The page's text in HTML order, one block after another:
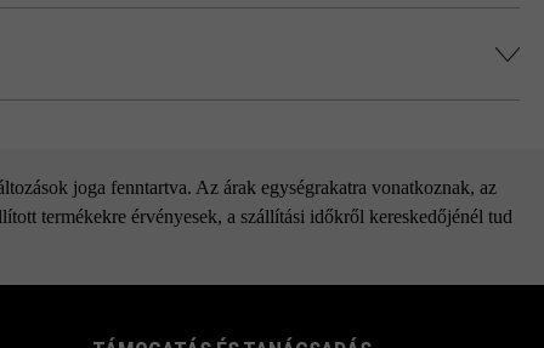
joga fenntartva. Az árak egységrakatra vonatkoznak, az
termékekre érvényesek, a szállítási időkről kereskedőjénél tud